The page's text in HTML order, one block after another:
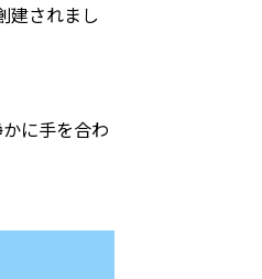
建されまし
に手を合わ